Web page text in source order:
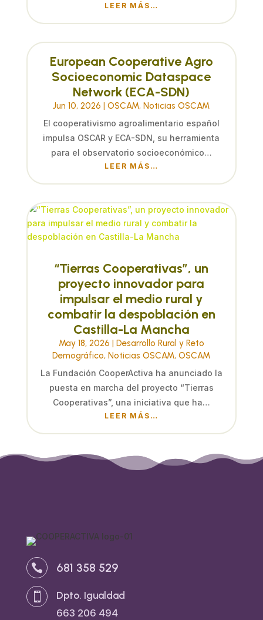
LEER MÁS…
European Cooperative Agro
Socioeconomic Dataspace
Network (ECA-SDN)
Jun 10, 2026 |OSCAM,Noticias OSCAM
El cooperativismo agroalimentario español
impulsa OSCAR y ECA-SDN, su herramienta
para el observatorio socioeconómico…
LEER MÁS…
“Tierras Cooperativas”, un
proyecto innovador para
impulsar el medio rural y
combatir la despoblación en
Castilla-La Mancha
May 18, 2026 | Desarrollo Rural y Reto
Demográfico,Noticias OSCAM,OSCAM
La Fundación CooperActiva ha anunciado la
puesta en marcha del proyecto “Tierras
Cooperativas”, una iniciativa que ha…
LEER MÁS…
 681 358 529

Dpto. Igualdad
663 206 494